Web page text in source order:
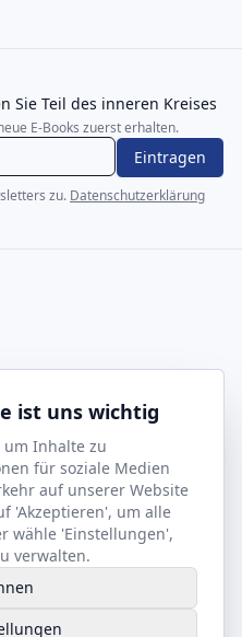
Sie Teil des inneren Kreises
E-Books zuerst erhalten.
Eintragen
zu. Datenschutzerklärung
Rechtliches
Impressum
Datenschutz
AGB
ist uns wichtig
um Inhalte zu
für soziale Medien
auf unserer Website
'Akzeptieren', um alle
wähle 'Einstellungen',
verwalten.
Hilfe benötigt?